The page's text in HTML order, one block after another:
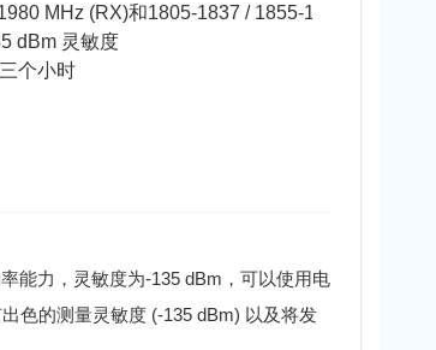
MHz (RX)和1805-1837 / 1855-1880 MHz
dBm 灵敏度
个小时
能力，灵敏度为-135 dBm，可以使用电
色的测量灵敏度 (-135 dBm) 以及将发